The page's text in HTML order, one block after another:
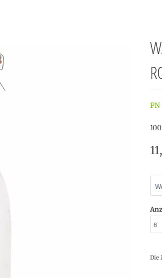
PN
Die